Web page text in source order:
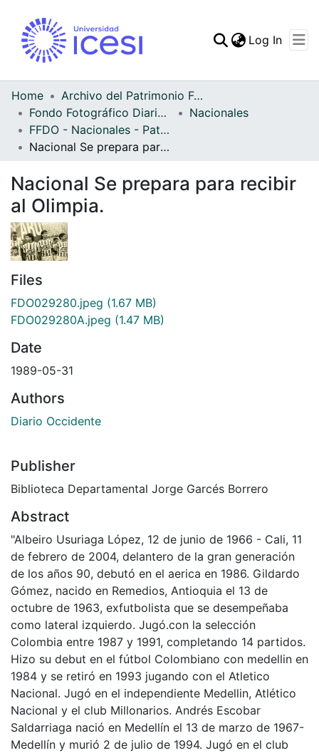
Statistics
Log In
Home
Archivo del Patrimonio Fotográfico y Fílmico del Valle del Cauca
Fondo Fotográfico Diario Occidente
Nacionales
FFDO - Nacionales - Patrimonial
Nacional Se prepara para recibir al Olimpia.
Nacional Se prepara para recibir
al Olimpia.
Files
FDO029280.jpeg (1.67 MB)
FDO029280A.jpeg (1.47 MB)
Date
1989-05-31
Authors
Diario Occidente
Publisher
Biblioteca Departamental Jorge Garcés Borrero
Abstract
"Albeiro Usuriaga López, 12 de junio de 1966 - Cali, 11
de febrero de 2004, delantero de la gran generación
de los años 90, debutó en el aerica en 1986. Gildardo
Gómez, nacido en Remedios, Antioquia el 13 de
octubre de 1963, exfutbolista que se desempeñaba
como lateral izquierdo. Jugó.con la selección
Colombia entre 1987 y 1991, completando 14 partidos.
Hizo su debut en el fútbol Colombiano con medellin en
1984 y se retiró en 1993 jugando con el Atletico
Nacional. Jugó en el independiente Medellin, Atlético
Nacional y el club Millonarios. Andrés Escobar
Saldarriaga nació en Medellín el 13 de marzo de 1967-
Medellín y murió 2 de julio de 1994. Jugó en el club